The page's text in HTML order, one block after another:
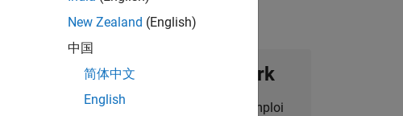
Rejoignez notre Talent Network
Recevez des alertes pour des opportunités d'emploi
New Zealand (English)
中国
简体中文
English